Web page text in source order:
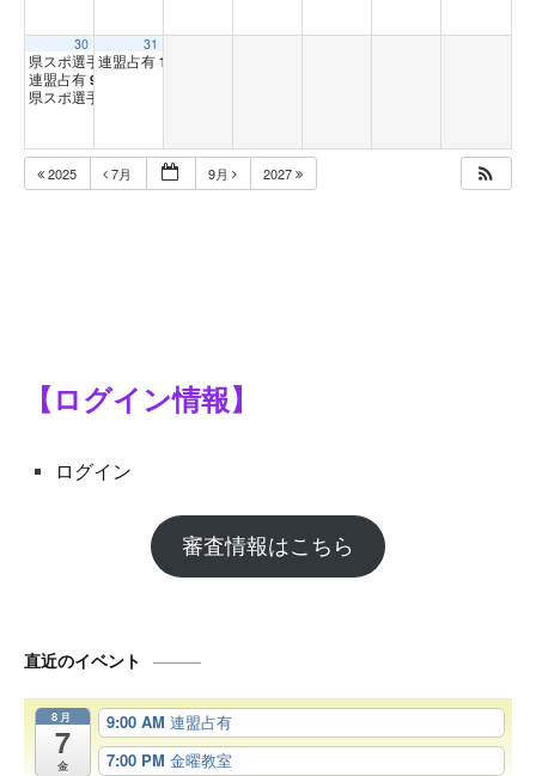
30
県スポ選手強化練習会【近的】
連盟占有 9:00 AM
県スポ選手強化練習会【遠的】
31
連盟占有 1:00 PM
2025 7月 9月 2027
【ログイン情報】
ログイン
審査情報はこちら
直近のイベント
8月
7
金
9:00 AM 連盟占有
7:00 PM 金曜教室